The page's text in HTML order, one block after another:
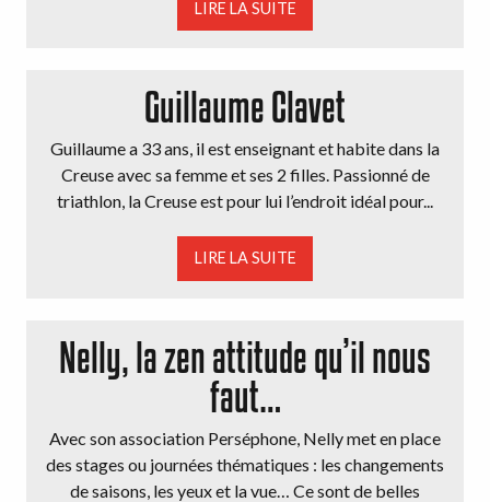
LIRE LA SUITE
Guillaume Clavet
Guillaume a 33 ans, il est enseignant et habite dans la
Creuse avec sa femme et ses 2 filles. Passionné de
triathlon, la Creuse est pour lui l’endroit idéal pour...
LIRE LA SUITE
Nelly, la zen attitude qu’il nous
faut…
Avec son association Perséphone, Nelly met en place
des stages ou journées thématiques : les changements
de saisons, les yeux et la vue… Ce sont de belles